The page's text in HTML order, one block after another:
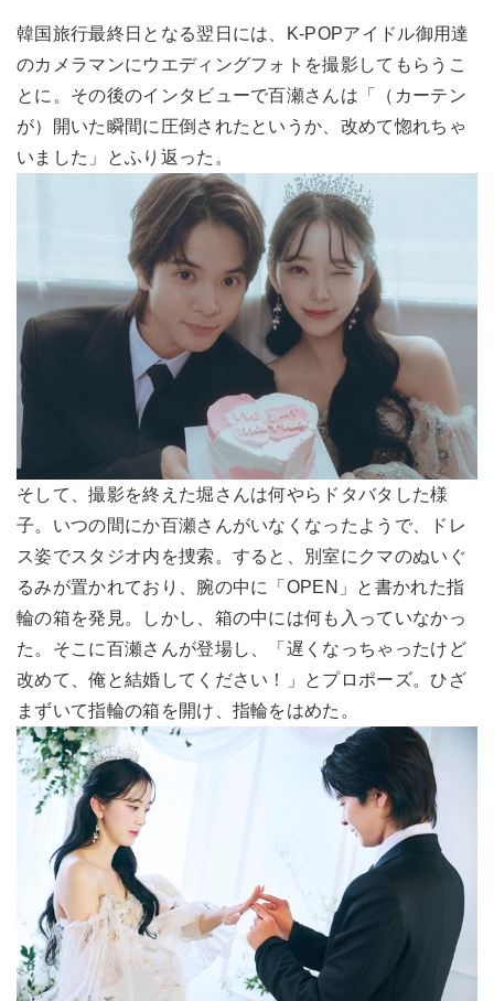
韓国旅行最終日となる翌日には、K-POPアイドル御用達
のカメラマンにウエディングフォトを撮影してもらうこ
とに。その後のインタビューで百瀬さんは「（カーテン
が）開いた瞬間に圧倒されたというか、改めて惚れちゃ
いました」とふり返った。
そして、撮影を終えた堀さんは何やらドタバタした様
子。いつの間にか百瀬さんがいなくなったようで、ドレ
ス姿でスタジオ内を捜索。すると、別室にクマのぬいぐ
るみが置かれており、腕の中に「OPEN」と書かれた指
輪の箱を発見。しかし、箱の中には何も入っていなかっ
た。そこに百瀬さんが登場し、「遅くなっちゃったけど
改めて、俺と結婚してください！」とプロポーズ。ひざ
まずいて指輪の箱を開け、指輪をはめた。